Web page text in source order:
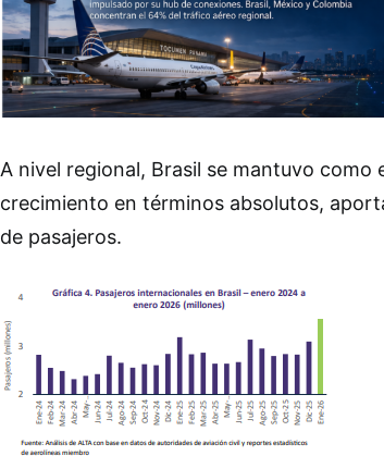
A nivel regional, Brasil se mantuvo como
crecimiento en términos absolutos,
de pasajeros.